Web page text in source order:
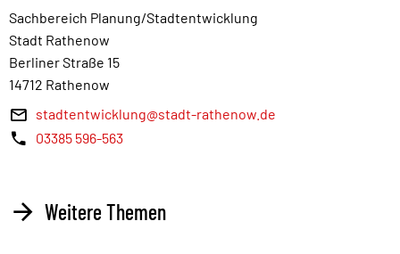
Sachbereich Planung/Stadtentwicklung
Stadt Rathenow
Berliner Straße 15
14712 Rathenow
stadtentwicklung@stadt-rathenow.de
03385 596-563
Weitere Themen